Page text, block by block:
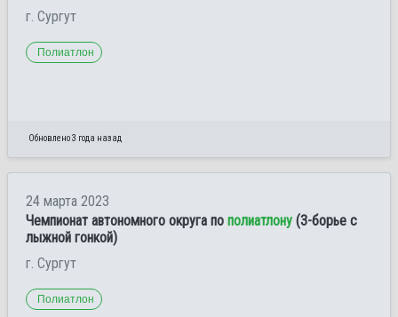
г. Сургут
Полиатлон
Обновлено 3 года назад
24 марта 2023
Чемпионат автономного округа по полиатлону (3-борье с
лыжной гонкой)
г. Сургут
Полиатлон